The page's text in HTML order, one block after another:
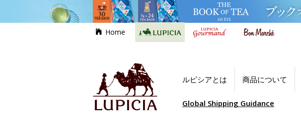
Home
ルピシアとは 商品について
Global Shipping Guidance